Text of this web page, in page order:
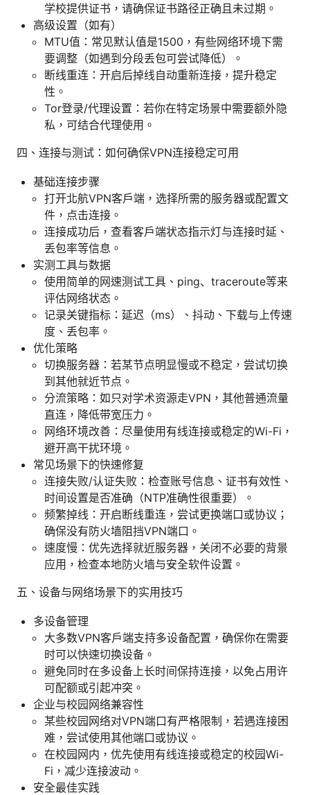
学校提供证书，请确保证书路径正确且未过期。
高级设置（如有）
MTU值：常见默认值是1500，有些网络环境下需
要调整（如遇到分段丢包可尝试降低）。
断线重连：开启后掉线自动重新连接，提升稳定
性。
Tor登录/代理设置：若你在特定场景中需要额外隐
私，可结合代理使用。
四、连接与测试：如何确保VPN连接稳定可用
基础连接步骤
打开北航VPN客户端，选择所需的服务器或配置文
件，点击连接。
连接成功后，查看客户端状态指示灯与连接时延、
丢包率等信息。
实测工具与数据
使用简单的网速测试工具、ping、traceroute等来
评估网络状态。
记录关键指标：延迟（ms）、抖动、下载与上传速
度、丢包率。
优化策略
切换服务器：若某节点明显慢或不稳定，尝试切换
到其他就近节点。
分流策略：如只对学术资源走VPN，其他普通流量
直连，降低带宽压力。
网络环境改善：尽量使用有线连接或稳定的Wi-Fi，
避开高干扰环境。
常见场景下的快速修复
连接失败/认证失败：检查账号信息、证书有效性、
时间设置是否准确（NTP准确性很重要）。
频繁掉线：开启断线重连，尝试更换端口或协议；
确保没有防火墙阻挡VPN端口。
速度慢：优先选择就近服务器，关闭不必要的背景
应用，检查本地防火墙与安全软件设置。
五、设备与网络场景下的实用技巧
多设备管理
大多数VPN客户端支持多设备配置，确保你在需要
时可以快速切换设备。
避免同时在多设备上长时间保持连接，以免占用许
可配额或引起冲突。
企业与校园网络兼容性
某些校园网络对VPN端口有严格限制，若遇连接困
难，尝试使用其他端口或协议。
在校园网内，优先使用有线连接或稳定的校园Wi-
Fi，减少连接波动。
安全最佳实践